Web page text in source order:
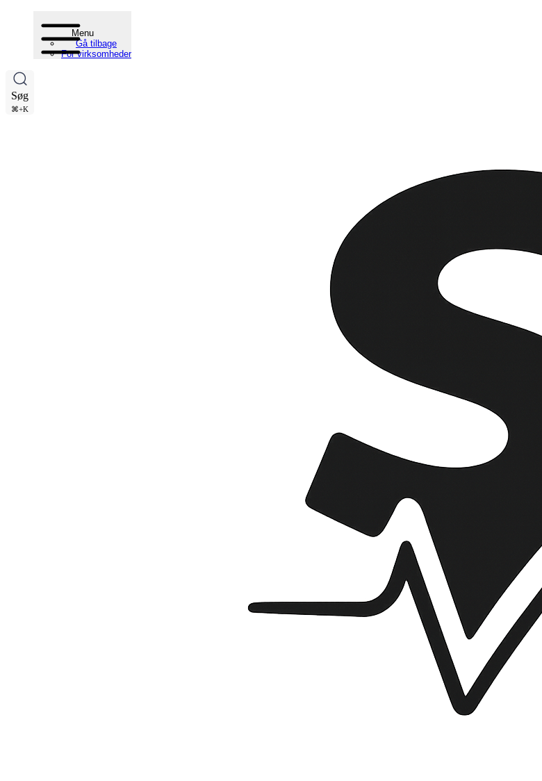
Menu
Gå tilbage
For virksomheder
Søg
⌘+K